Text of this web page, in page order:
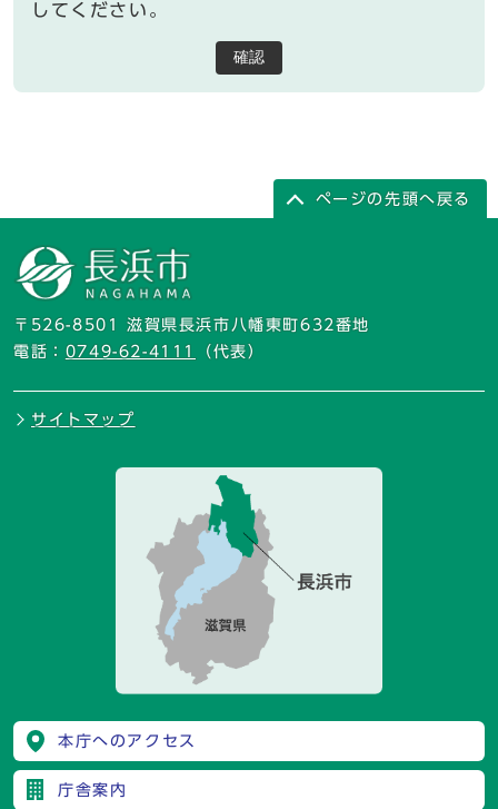
してください。
確認
ページの先頭へ戻る
〒526-8501 滋賀県長浜市八幡東町632番地
電話： 0749-62-4111 （代表）
サイトマップ
本庁へのアクセス
庁舎案内